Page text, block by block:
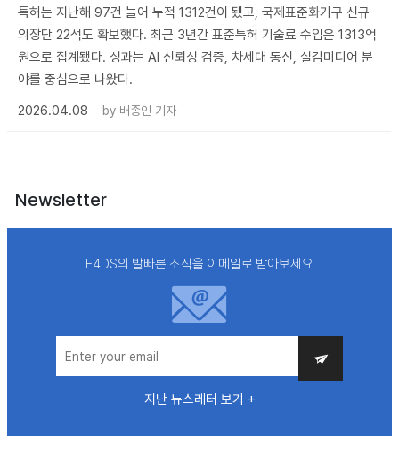
특허는 지난해 97건 늘어 누적 1312건이 됐고, 국제표준화기구 신규
의장단 22석도 확보했다. 최근 3년간 표준특허 기술료 수입은 1313억
원으로 집계됐다. 성과는 AI 신뢰성 검증, 차세대 통신, 실감미디어 분
야를 중심으로 나왔다.
2026.04.08
by 배종인 기자
Newsletter
E4DS의 발빠른 소식을 이메일로 받아보세요
지난 뉴스레터 보기 +